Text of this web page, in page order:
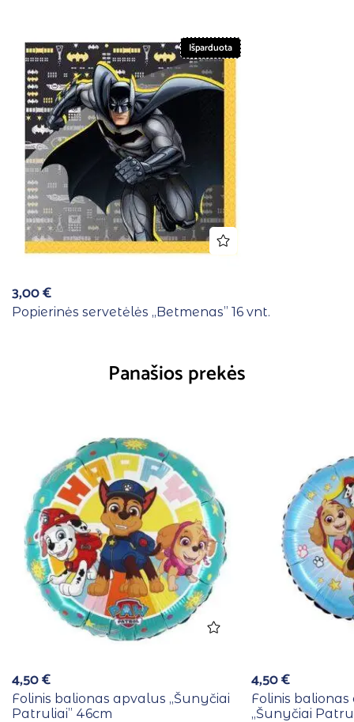
Išparduota
3,00€
Popierinės servetėlės ,,Betmenas” 16 vnt.
Panašios prekės
4,50€
Folinis balionas apvalus ,,Šunyčiai
Patruliai” 46cm
4,50€
Folinis
,,Šunyčiai